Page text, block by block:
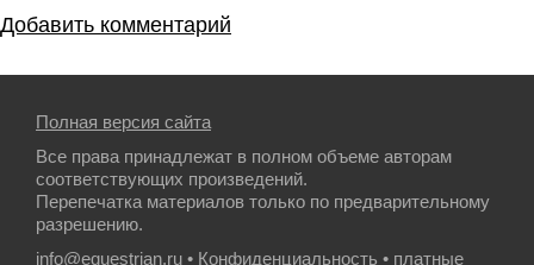
Добавить комментарий
Полная версия сайта
Все права принадлежат в полном объеме авторам
соответствующих произведений.
Перепечатка материалов только по предварительному
разрешению.
info@equestrian.ru • Конфиденциальность • платные